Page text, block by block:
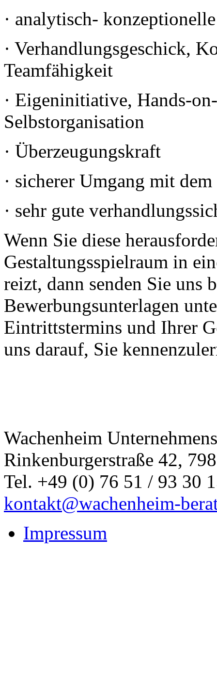
· analytisch-
· Verhandlungsgeschick,
Teamfähigkeit
· Eigeninitiative, Hands-
Selbstorganisation
· Überzeugungskraft
· sicherer Umgang mit
· sehr gute
Wenn Sie diese
Gestaltungsspielraum in
reizt, dann senden Sie uns
Bewerbungsunterlagen
Eintrittstermins und Ihrer
uns darauf, Sie
Wachenheim
Rinkenburgerstraße 42,
Tel. +49 (0) 76 51 / 93 30
kontakt@wachenheim-
Impressum